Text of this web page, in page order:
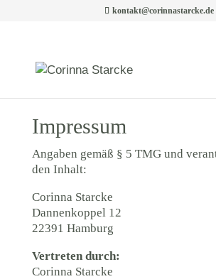
kontakt@corinnastarcke.de
Impressum
Angaben gemäß § 5 TMG und
den Inhalt:
Corinna Starcke
Dannenkoppel 12
22391 Hamburg
Vertreten durch:
Corinna Starcke